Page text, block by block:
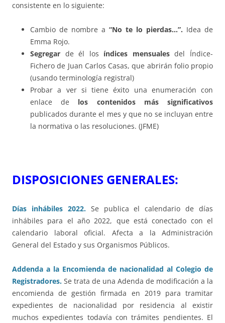
consistente en lo siguiente:
Cambio de nombre a “No te lo pierdas…”. Idea de
Emma Rojo.
Segregar de él los índices mensualesdel Índice-
Fichero de Juan Carlos Casas, que abrirán folio propio
(usando terminología registral)
Probar a ver si tiene éxito una enumeración con
enlace de los contenidos más significativos
publicados durante el mes y que no se incluyan entre
la normativa o las resoluciones. (JFME)
DISPOSICIONES GENERALES:
Días inhábiles 2022.Se publica el calendario de días
inhábiles para el año 2022, que está conectado con el
calendario laboral oficial. Afecta a la Administración
General del Estado y sus Organismos Públicos.
Addenda a la Encomienda de nacionalidad al Colegio de
Registradores. Se trata de una Adenda de modificación a la
encomienda de gestión firmada en 2019 para tramitar
expedientes de nacionalidad por residencia al existir
muchos expedientes todavía con trámites pendientes. El